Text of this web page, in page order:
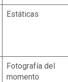
Estáticas
Fotografía del
momento